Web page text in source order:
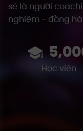
sẽ là người
nghiệm - đồng
Học viên